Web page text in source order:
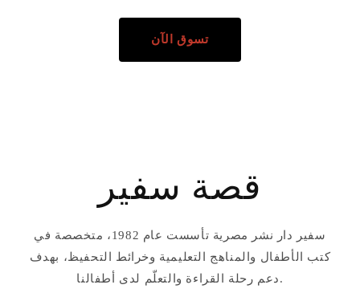
تسوق الآن
قصة سفير
سفير دار نشر مصرية تأسست عام 1982، متخصصة في
كتب الأطفال والمناهج التعليمية وخرائط التحفيظ، بهدف
دعم رحلة القراءة والتعلّم لدى أطفالنا.